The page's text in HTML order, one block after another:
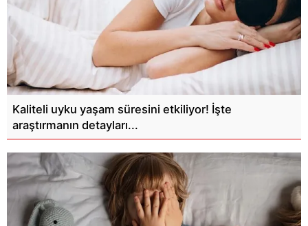
Kaliteli uyku yaşam süresini etkiliyor! İşte
araştırmanın detayları...